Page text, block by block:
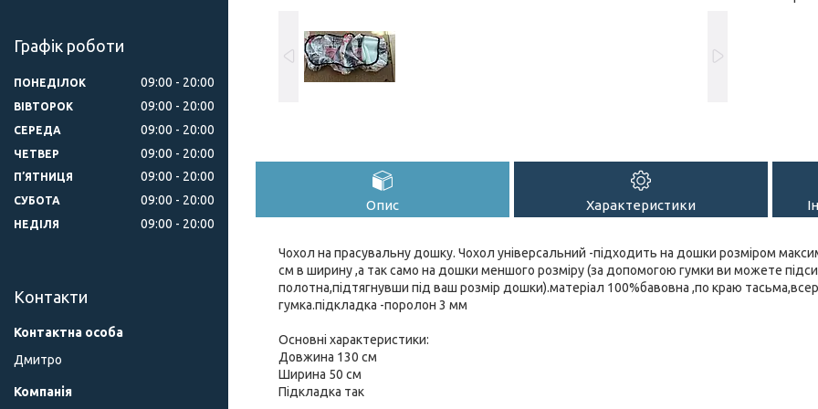
Опис Характеристики
Чохол на прасувальну дошку. Чохол універсальний -підходить на дошки розміром
см в ширину ,а так само на дошки меншого розміру (за допомогою гумки ви можете
полотна,підтягнувши під ваш розмір дошки).матеріал 100%бавовна ,по краю
гумка.підкладка -поролон 3 мм
Основні характеристики:
Довжина 130 см
Ширина 50 см
Підкладка так
Графік роботи
ПОНЕДІЛОК 09:00 20:00
ВІВТОРОК 09:00 20:00
СЕРЕДА 09:00 20:00
ЧЕТВЕР 09:00 20:00
ПʼЯТНИЦЯ 09:00 20:00
СУБОТА 09:00 20:00
НЕДІЛЯ 09:00 20:00
Контакти
Дмитро